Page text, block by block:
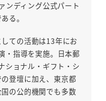
ンディング公式パート
る。
ての活動は13年にお
・指導を実施。日本郵
ショナル・ギフト・シ
登壇に加え、東京都
の公的機関でも多数